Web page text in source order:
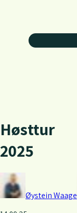
Høsttur
2025
ØysteinWaage